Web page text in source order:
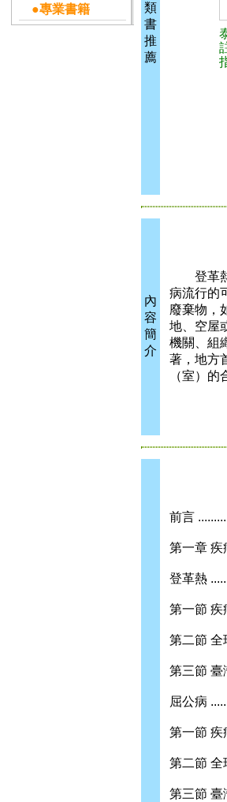
●專業書籍
類
書
推
薦
內
容
簡
介
登革熱
病流行的
廢棄物，
地、空屋
機關、組
著，地方
（室）
前言
第一章 疾
登革熱
第一節 疾
第二節 全
第三節 臺
屈公病
第一節 疾
第二節 全
第三節 臺